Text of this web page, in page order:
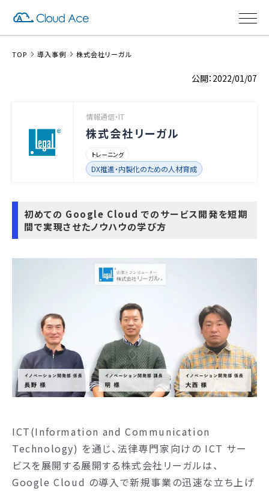
TOP 導入事例 株式会社リーガル
2022/01/07
情報通信・IT
株式会社リーガル
トレーニング
DX推進・内製化のための人材育成
初めての Google Cloud でのサービス開発を短期
間で実現させたノウハウの学び方
ICT(Information and Communication
Technology) を通じ、法律専門家向けの ICT サー
ビスを展開する展開する株式会社リーガルは、
Google Cloud の導入で新規事業の迅速な立ち上げ